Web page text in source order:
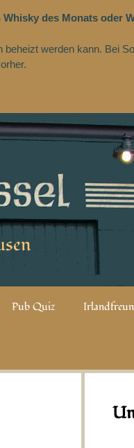
des Monats oder
werden kann. Bei
Pub Quiz